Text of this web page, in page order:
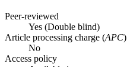
Peer-reviewed
Yes (Double blind)
Article processing charge (APC)
No
Access policy